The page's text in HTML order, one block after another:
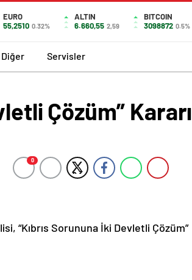
EURO
55,2510 0.32%
ALTIN
6.660,55 2,59
BITCOIN
3098872 0.5%
Diğer Servisler
Çözüm” Kararı
0
“Kıbrıs Sorununa İki Devletli Çözüm”